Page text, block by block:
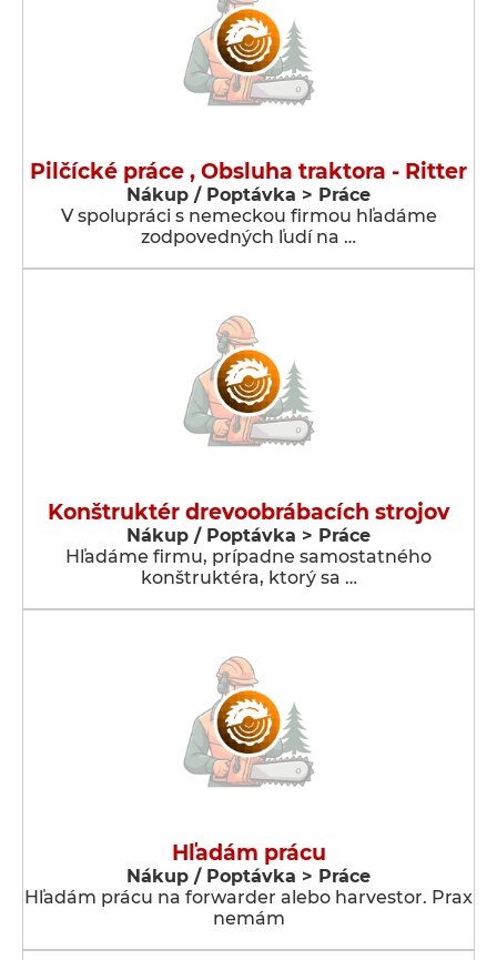
Pilčícké práce , Obsluha traktora - Ritter
Nákup / Poptávka > Práce
V spolupráci s nemeckou firmou hľadáme
zodpovedných ľudí na …
Konštruktér drevoobrábacích strojov
Nákup / Poptávka > Práce
Hľadáme firmu, prípadne samostatného
konštruktéra, ktorý sa …
Hľadám prácu
Nákup / Poptávka > Práce
Hľadám prácu na forwarder alebo harvestor. Prax
nemám